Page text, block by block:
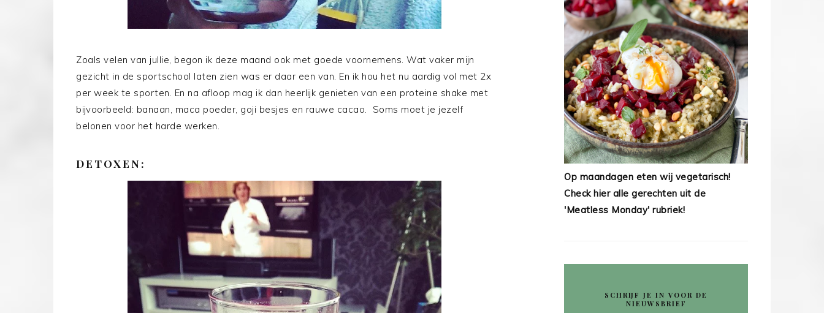
Zoals velen van jullie, begon ik deze maand ook met goede voornemens. Wat vaker mijn
gezicht in de sportschool laten zien was er daar een van. En ik hou het nu aardig vol met 2x
per week te sporten. En na afloop mag ik dan heerlijk genieten van een proteine shake met
bijvoorbeeld: banaan, maca poeder, goji besjes en rauwe cacao. Soms moet je jezelf
belonen voor het harde werken.
DETOXEN:
Op maandagen eten wij vegetarisch!
Check hier alle gerechten uit de
'Meatless Monday' rubriek!
SCHRIJF JE IN VOOR DE
NIEUWSBRIEF